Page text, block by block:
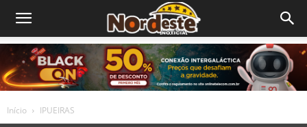
Início IPUEIRAS